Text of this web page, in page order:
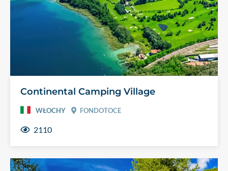
Continental Camping Village
WŁOCHY FONDOTOCE
2110